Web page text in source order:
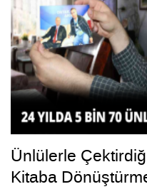
Ünlülerle
Kitaba